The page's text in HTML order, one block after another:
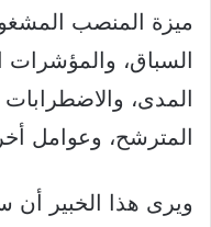
ميزة المنصب
السباق، والمؤشرات
المدى، والاضطرابات
المترشح، وعوامل
ويرى هذا الخبير